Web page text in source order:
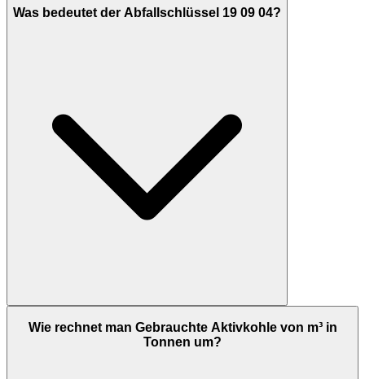
Was bedeutet der Abfallschlüssel 19 09 04?
Wie rechnet man Gebrauchte Aktivkohle von m³ in
Tonnen um?